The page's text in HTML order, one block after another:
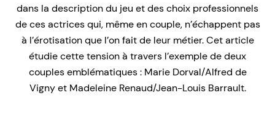
dans la description du jeu et des choix professionnels
de ces actrices qui, même en couple, n’échappent pas
à l’érotisation que l’on fait de leur métier. Cet article
étudie cette tension à travers l’exemple de deux
couples emblématiques : Marie Dorval/Alfred de
Vigny et Madeleine Renaud/Jean-Louis Barrault.